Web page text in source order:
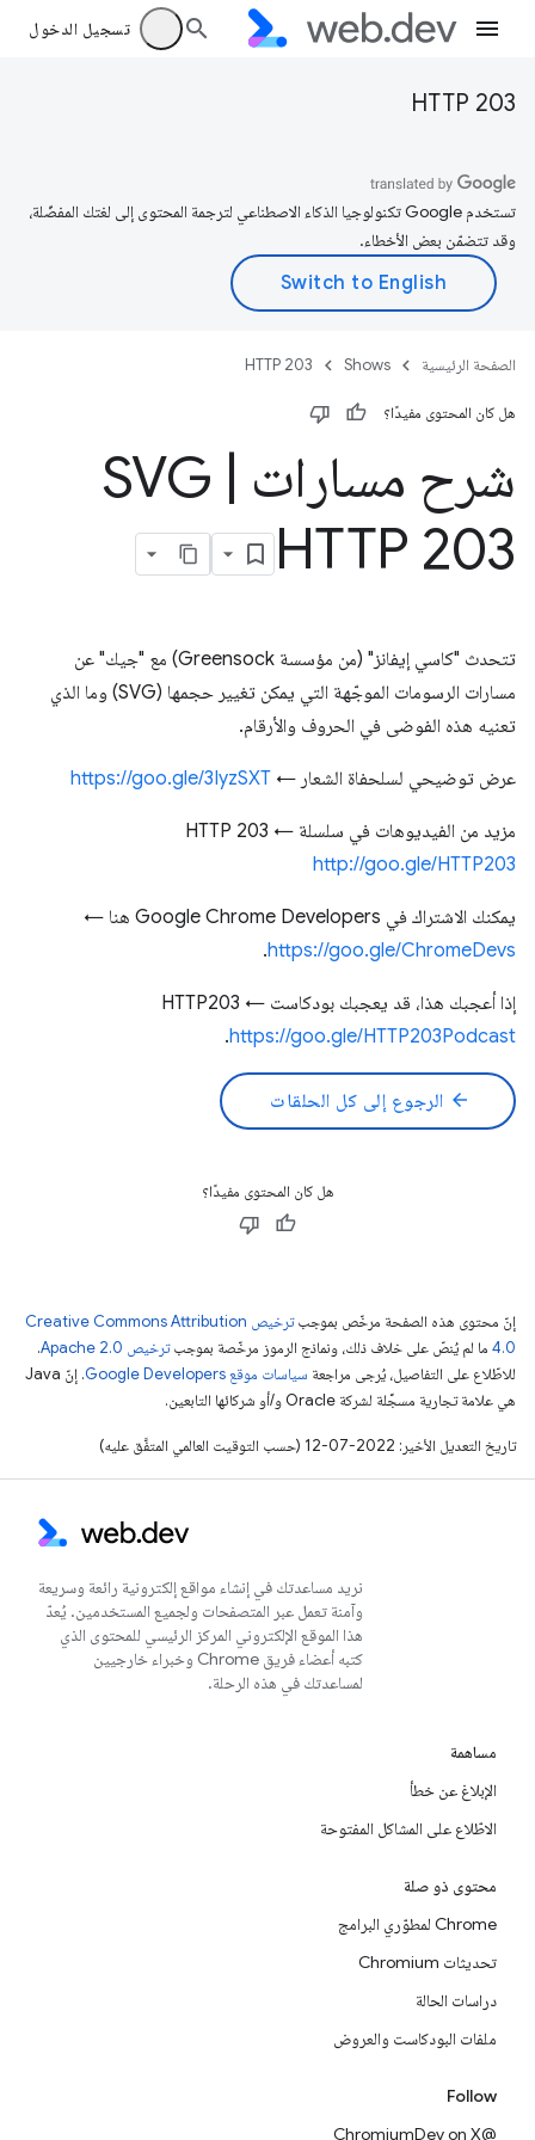
تسجيل الدخول
HTTP 203
تستخدم Google تكنولوجيا الذكاء الاصطناعي لترجمة المحتوى إلى لغتك المفضّلة،
وقد تتضمّن بعض الأخطاء.
الصفحة الرئيسية Shows
HTTP 203
هل كان المحتوى مفيدًا؟
شرح مسارات SVG
HTTP 203
تتحدث "كاسي إيفانز" (من مؤسسة Greensock) مع "جيك" عن
مسارات الرسومات الموجّهة التي يمكن تغيير حجمها (SVG) وما الذي
تعنيه هذه الفوضى في الحروف والأرقام.
عرض توضيحي لسلحفاة الشعار ← https://goo.gle/3IyzSXT
مزيد من الفيديوهات في سلسلة HTTP 203 ←
http://goo.gle/HTTP203
يمكنك الاشتراك في Google Chrome Developers هنا ←
https://goo.gle/ChromeDevs
.
إذا أعجبك هذا، قد يعجبك بودكاست HTTP203 ←
https://goo.gle/HTTP203Podcast
.
arrow_back الرجوع إلى كل الحلقات
هل كان المحتوى مفيدًا؟
إنّ محتوى هذه الصفحة مرخّص بموجب
ترخيص Creative Commons Attribution
4.0‏ ما لم يُنصّ على خلاف ذلك، ونماذج الرموز مرخّصة بموجبترخيص Apache 2.0‏
.
للاطّلاع على التفاصيل، يُرجى مراجعة سياسات موقع Google Developers‏
. إنّ Java
هي علامة تجارية مسجَّلة لشركة Oracle و/أو شركائها التابعين.
تاريخ التعديل الأخير: 2022-07-12 (حسب التوقيت العالمي المتفَّق عليه)
نريد مساعدتك في إنشاء مواقع إلكترونية رائعة وسريعة
وآمنة تعمل عبر المتصفحات ولجميع المستخدمين. يُعدّ
هذا الموقع الإلكتروني المركز الرئيسي للمحتوى الذي
كتبه أعضاء فريق Chrome وخبراء خارجيين
لمساعدتك في هذه الرحلة.
مساهمة
الإبلاغ عن خطأ
الاطّلاع على المشاكل المفتوحة
محتوى ذو صلة
Chrome لمطوّري البرامج
تحديثات Chromium
دراسات الحالة
ملفات البودكاست والعروض
Follow
@ChromiumDev on X